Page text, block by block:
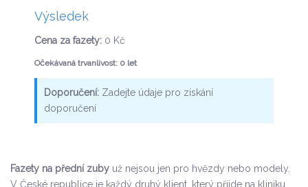
Výsledek
Cena za fazety: 0 Kč
Očekávaná trvanlivost: 0 let
Doporučení: Zadejte údaje pro získání
doporučení
Fazety na přední zuby už nejsou jen pro hvězdy nebo modely.
V České republice je každý druhý klient, který přijde na kliniku